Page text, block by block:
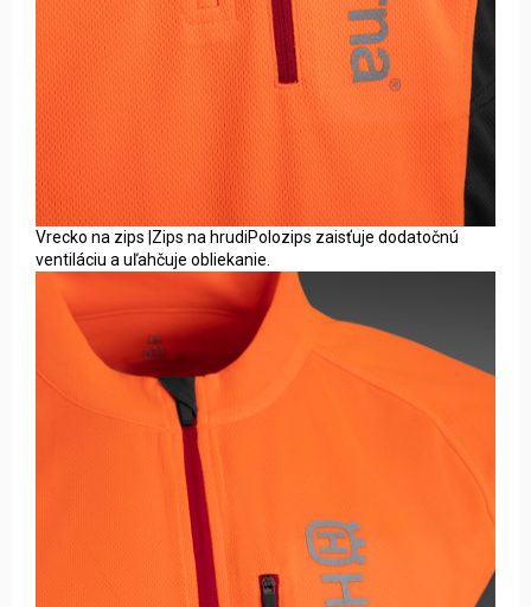
Vrecko na zips |Zips na hrudiPolozips zaisťuje dodatočnú
ventiláciu a uľahčuje obliekanie.